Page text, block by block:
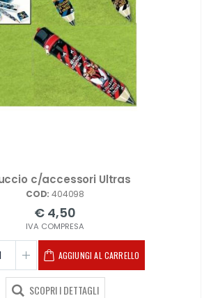
c/accessori Ultras
COD: 404098
€ 4,50
IVA COMPRESA
AGGIUNGI AL CARRELLO
SCOPRI I DETTAGLI